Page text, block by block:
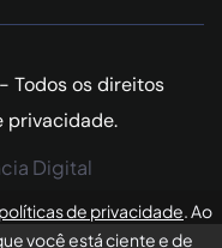
Todos os direitos
privacidade.
políticas de privacidade. Ao
você está ciente e de